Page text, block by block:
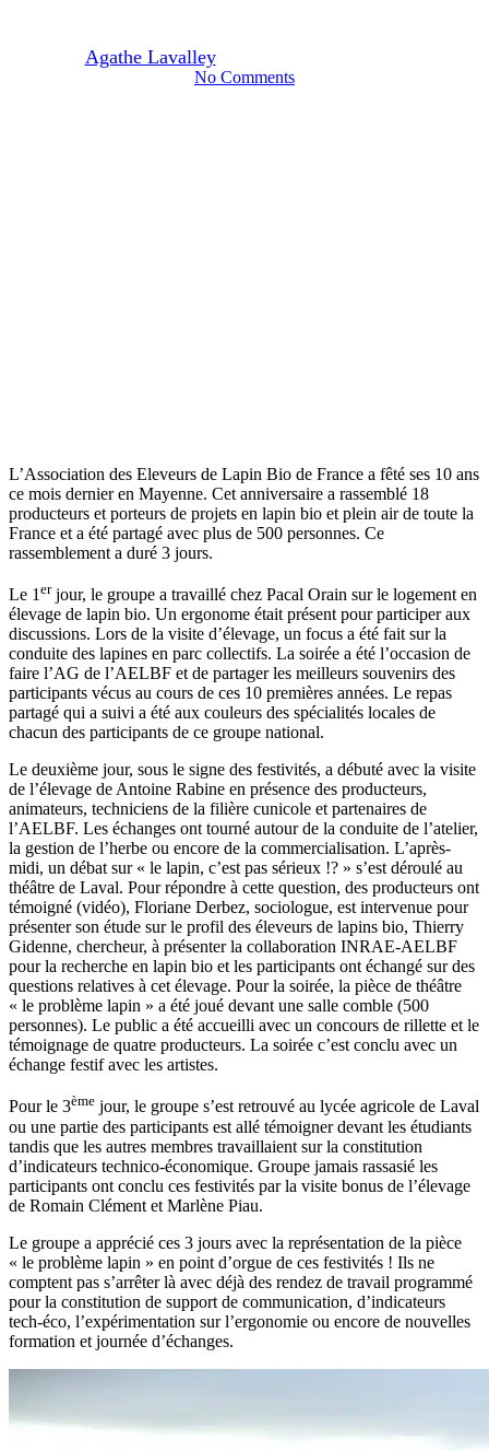
Agathe Lavalley01/12/2025
No Comments
L’Association des Eleveurs de Lapin Bio de France a fêté ses 10 ans
ce mois dernier en Mayenne. Cet anniversaire a rassemblé 18
producteurs et porteurs de projets en lapin bio et plein air de toute la
France et a été partagé avec plus de 500 personnes. Ce
rassemblement a duré 3 jours.
Le 1 erjour, le groupe a travaillé chez Pacal Orain sur le logement en
élevage de lapin bio. Un ergonome était présent pour participer aux
discussions. Lors de la visite d’élevage, un focus a été fait sur la
conduite des lapines en parc collectifs. La soirée a été l’occasion de
faire l’AG de l’AELBF et de partager les meilleurs souvenirs des
participants vécus au cours de ces 10 premières années. Le repas
partagé qui a suivi a été aux couleurs des spécialités locales de
chacun des participants de ce groupe national.
Le deuxième jour, sous le signe des festivités, a débuté avec la visite
de l’élevage de Antoine Rabine en présence des producteurs,
animateurs, techniciens de la filière cunicole et partenaires de
l’AELBF. Les échanges ont tourné autour de la conduite de l’atelier,
la gestion de l’herbe ou encore de la commercialisation. L’après-
midi, un débat sur « le lapin, c’est pas sérieux !? » s’est déroulé au
théâtre de Laval. Pour répondre à cette question, des producteurs ont
témoigné (vidéo), Floriane Derbez, sociologue, est intervenue pour
présenter son étude sur le profil des éleveurs de lapins bio, Thierry
Gidenne, chercheur, à présenter la collaboration INRAE-AELBF
pour la recherche en lapin bio et les participants ont échangé sur des
questions relatives à cet élevage. Pour la soirée, la pièce de théâtre
« le problème lapin » a été joué devant une salle comble (500
personnes). Le public a été accueilli avec un concours de rillette et le
témoignage de quatre producteurs. La soirée c’est conclu avec un
échange festif avec les artistes.
Pour le 3ème jour, le groupe s’est retrouvé au lycée agricole de Laval
ou une partie des participants est allé témoigner devant les étudiants
tandis que les autres membres travaillaient sur la constitution
d’indicateurs technico-économique. Groupe jamais rassasié les
participants ont conclu ces festivités par la visite bonus de l’élevage
de Romain Clément et Marlène Piau.
Le groupe a apprécié ces 3 jours avec la représentation de la pièce
« le problème lapin » en point d’orgue de ces festivités ! Ils ne
comptent pas s’arrêter là avec déjà des rendez de travail programmé
pour la constitution de support de communication, d’indicateurs
tech-éco, l’expérimentation sur l’ergonomie ou encore de nouvelles
formation et journée d’échanges.